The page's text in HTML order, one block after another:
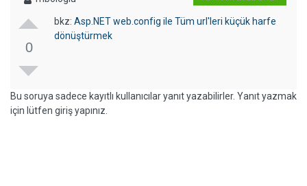
0
bkz: Asp.NET web.config ile Tüm url'leri küçük harfe
dönüştürmek
Bu soruya sadece kayıtlı kullanıcılar yanıt yazabilirler. Yanıt yazmak
için lütfen giriş yapınız.